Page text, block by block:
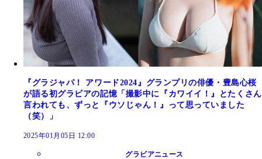
『グラジャパ！ アワード2024』グランプリの俳優・豊島心桜
が語る初グラビアの記憶「撮影中に『カワイイ！』とたくさん
言われても、ずっと『ウソじゃん！』って思っていました
（笑）」
2025年01月05日 12:00
グラビアニュース